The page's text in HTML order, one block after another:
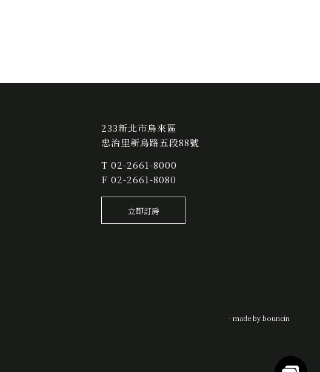
233新北市烏來區
忠治里新烏路五段88號
T 02-2661-8000
F 02-2661-8080
立即訂房
- made bybouncin